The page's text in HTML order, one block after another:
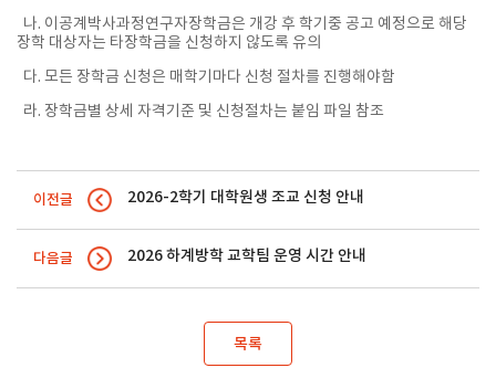
나. 이공계박사과정연구자장학금은 개강 후 학기중 공고 예정으로 해당
장학 대상자는 타장학금을 신청하지 않도록 유의
다. 모든 장학금 신청은 매학기마다 신청 절차를 진행해야함
라. 장학금별 상세 자격기준 및 신청절차는 붙임 파일 참조
이전글 2026-2학기 대학원생 조교 신청 안내
다음글 2026 하계방학 교학팀 운영 시간 안내
목록